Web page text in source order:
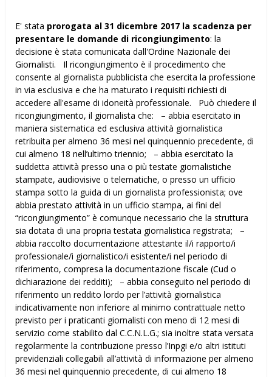
E' stata prorogata al 31 dicembre 2017 la scadenza per
presentare le domande di ricongiungimento: la
decisione è stata comunicata dall'Ordine Nazionale dei
Giornalisti. Il ricongiungimento è il procedimento che
consente al giornalista pubblicista che esercita la professione
in via esclusiva e che ha maturato i requisiti richiesti di
accedere all'esame di idoneità professionale. Può chiedere il
ricongiungimento, il giornalista che: – abbia esercitato in
maniera sistematica ed esclusiva attività giornalistica
retribuita per almeno 36 mesi nel quinquennio precedente, di
cui almeno 18 nell’ultimo triennio; – abbia esercitato la
suddetta attività presso una o più testate giornalistiche
stampate, audiovisive o telematiche, o presso un ufficio
stampa sotto la guida di un giornalista professionista; ove
abbia prestato attività in un ufficio stampa, ai fini del
“ricongiungimento” è comunque necessario che la struttura
sia dotata di una propria testata giornalistica registrata; –
abbia raccolto documentazione attestante il/i rapporto/i
professionale/i giornalistico/i esistente/i nel periodo di
riferimento, compresa la documentazione fiscale (Cud o
dichiarazione dei redditi); – abbia conseguito nel periodo di
riferimento un reddito lordo per l’attività giornalistica
indicativamente non inferiore al minimo contrattuale netto
previsto per i praticanti giornalisti con meno di 12 mesi di
servizio come stabilito dal C.C.N.L.G.; sia inoltre stata versata
regolarmente la contribuzione presso l’Inpgi e/o altri istituti
previdenziali collegabili all’attività di informazione per almeno
36 mesi nel quinquennio precedente, di cui almeno 18